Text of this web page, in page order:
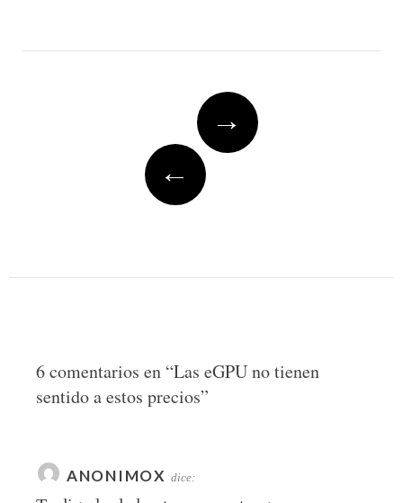
→
←
6 comentarios en “Las eGPU no tienen
sentido a estos precios”
ANONIMOX dice: